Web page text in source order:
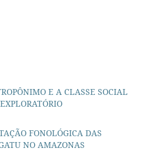
E A CLASSE SOCIAL
FONOLÓGICA DAS
NO AMAZONAS